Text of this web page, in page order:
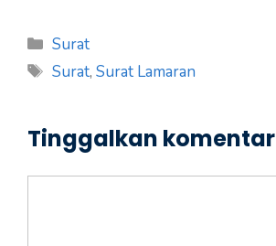
Kategori
Surat
Tag
Surat,Surat Lamaran
Tinggalkan komentar